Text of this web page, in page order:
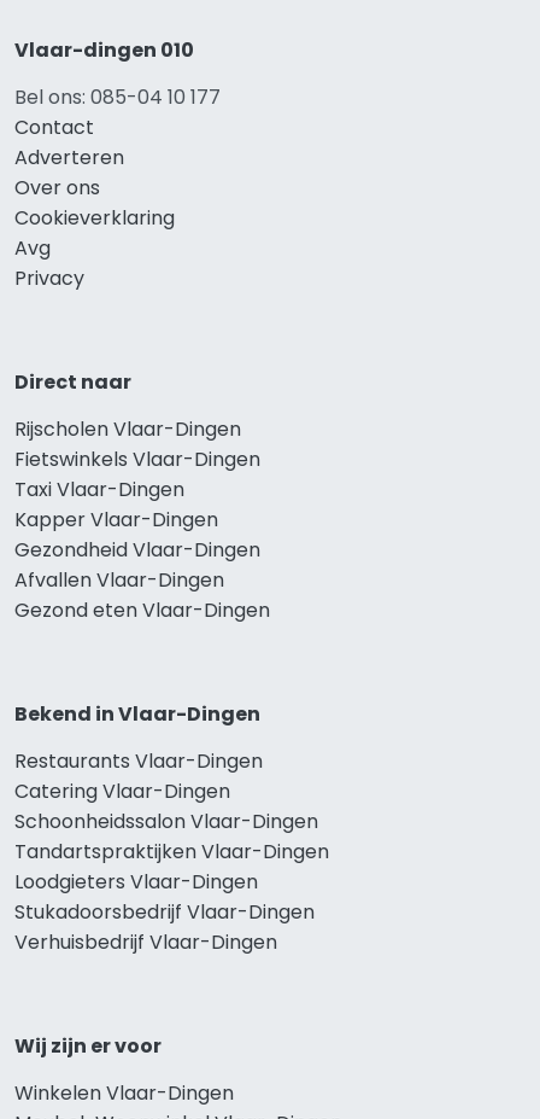
Vlaar-dingen 010
Bel ons: 085-04 10 177
Contact
Adverteren
Over ons
Cookieverklaring
Avg
Privacy
Direct naar
Rijscholen Vlaar-Dingen
Fietswinkels Vlaar-Dingen
Taxi Vlaar-Dingen
Kapper Vlaar-Dingen
Gezondheid Vlaar-Dingen
Afvallen Vlaar-Dingen
Gezond eten Vlaar-Dingen
Bekend in Vlaar-Dingen
Restaurants Vlaar-Dingen
Catering Vlaar-Dingen
Schoonheidssalon Vlaar-Dingen
Tandartspraktijken Vlaar-Dingen
Loodgieters Vlaar-Dingen
Stukadoorsbedrijf Vlaar-Dingen
Verhuisbedrijf Vlaar-Dingen
Wij zijn er voor
Winkelen Vlaar-Dingen